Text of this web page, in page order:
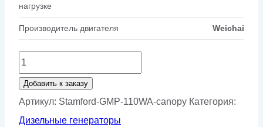
нагрузке
Производитель двигателя Weichai
Количество
товара
Генератор
Stamford
Добавить к заказу
Артикул: Stamford-GMP-110WA-canopy Категория:
Дизельные генераторы